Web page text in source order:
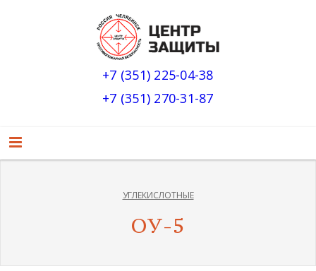
+7 (351) 225-04-38
+7 (351) 270-31-87
УГЛЕКИСЛОТНЫЕ
ОУ-5